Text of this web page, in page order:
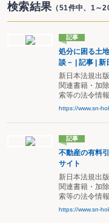
検索結果（51件中、1～
記事
処分に困る土
談－ | 記事 | 新
新日本法規出
関連書籍・加
索等の法令情
https://www.sn-
記事
不動産の有料
サイト
新日本法規出
関連書籍・加
索等の法令情
https://www.sn-